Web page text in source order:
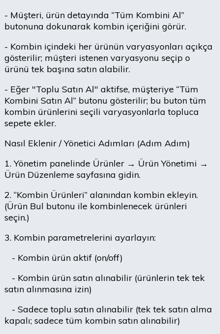
- Müşteri, ürün detayında “Tüm Kombini Al”
butonuna dokunarak kombin içeriğini görür.
- Kombin içindeki her ürünün varyasyonları açıkça
gösterilir; müşteri istenen varyasyonu seçip o
ürünü tek başına satın alabilir.
- Eğer "Toplu Satın Al" aktifse, müşteriye “Tüm
Kombini Satın Al” butonu gösterilir; bu buton tüm
kombin ürünlerini seçili varyasyonlarla topluca
sepete ekler.
Nasıl Eklenir / Yönetici Adımları (Adım Adım)
1. Yönetim panelinde Ürünler → Ürün Yönetimi →
Ürün Düzenleme sayfasına gidin.
2. “Kombin Ürünleri” alanından kombin ekleyin.
(Ürün Bul butonu ile kombinlenecek ürünleri
seçin.)
3. Kombin parametrelerini ayarlayın:
- Kombin ürün aktif (on/off)
- Kombin ürün satın alınabilir (ürünlerin tek tek
satın alınmasına izin)
- Sadece toplu satın alınabilir (tek tek satın alma
kapalı; sadece tüm kombin satın alınabilir)